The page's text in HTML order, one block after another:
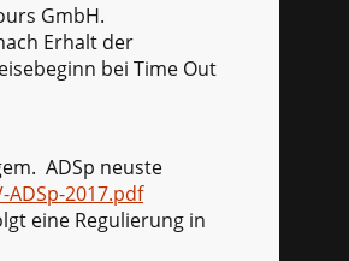
GmbH.
Erhalt der
bei Time Out
ADSp neuste
2017.pdf
eine Regulierung in